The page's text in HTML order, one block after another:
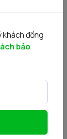
khách đồng
bảo